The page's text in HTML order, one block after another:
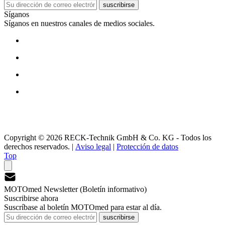
suscribirse
Síganos
Síganos en nuestros canales de medios sociales.
Copyright © 2026 RECK-Technik GmbH & Co. KG - Todos los
derechos reservados. | Aviso legal | Protección de datos
Top
MOTOmed Newsletter (Boletín informativo)
Suscribirse ahora
Suscríbase al boletín MOTOmed para estar al día.
suscribirse